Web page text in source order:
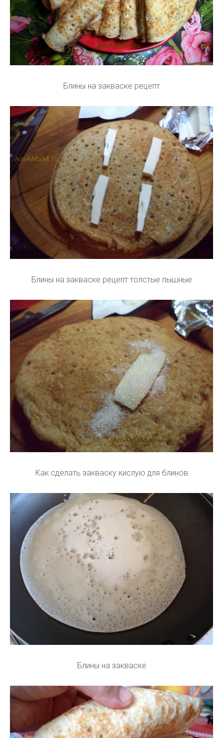
Блины на закваске рецепт
Блины на закваске рецепт толстые пышные
Как сделать закваску кислую для блинов
Блины на закваске